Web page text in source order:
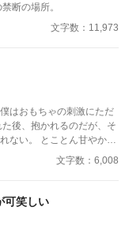
断の場所。
文字数：11,973
はおもちゃの刺激にただ
後、抱かれるのだが、そ
甘やかし
い詰めるだけの短い話で
い。
文字数：6,008
可笑しい